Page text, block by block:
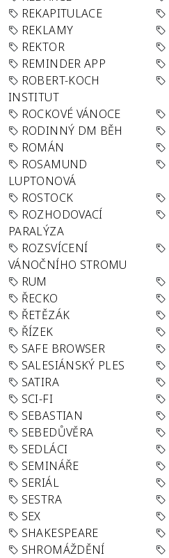
REKAPITULACE
REKLAMY
REKTOR
REMINDER APP
ROBERT-KOCH
INSTITUT
ROCKOVÉ VÁNOCE
RODINNÝ DM BĚH
ROMÁN
ROSAMUND
LUPTONOVÁ
ROSTOCK
ROZHODOVACÍ
PARALÝZA
ROZSVÍCENÍ
VÁNOČNÍHO STROMU
RUM
ŘECKO
ŘETĚZÁK
ŘÍZEK
SAFE BROWSER
SALESIÁNSKÝ PLES
SATIRA
SCI-FI
SEBASTIAN
SEBEDŮVĚRA
SEDLÁCI
SEMINÁŘE
SERIÁL
SESTRA
SEX
SHAKESPEARE
SHROMÁŽDĚNÍ